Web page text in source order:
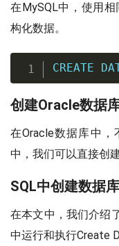
在MySQL中，使用
构化数据。
CREATE
创建Oracle数据
在Oracle数据库中，
中，我们可以直接创
SQL中创建数据
在本文中，我们介绍
中运行和执行Create